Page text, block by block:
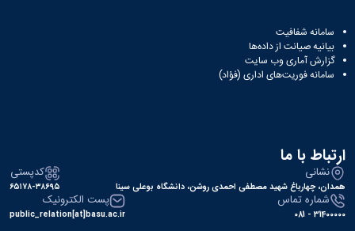
سامانه شفافیت
بیانیه صیانت از داده‌ها
گزارش آماری وب‌ سایت
سامانه فوریت‌های اداری (فؤاد)
ارتباط با ما
نشانی
همدان، چهارباغ شهید مصطفی احمدی روشن، دانشگاه بوعلی سینا
کدپستی
۶۵۱۷۸-۳۸۶۹۵
شماره تماس
31400000 - 081
پست الکترونیک
public_relation[at]basu.ac.ir